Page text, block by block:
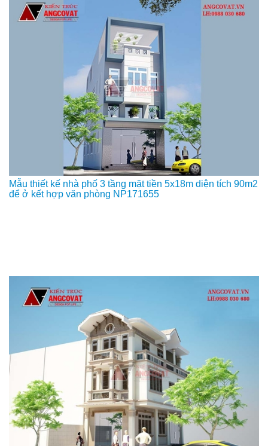
Mẫu thiết kế nhà phố 3 tầng mặt tiền 5x18m diện tích 90m2
để ở kết hợp văn phòng NP171655